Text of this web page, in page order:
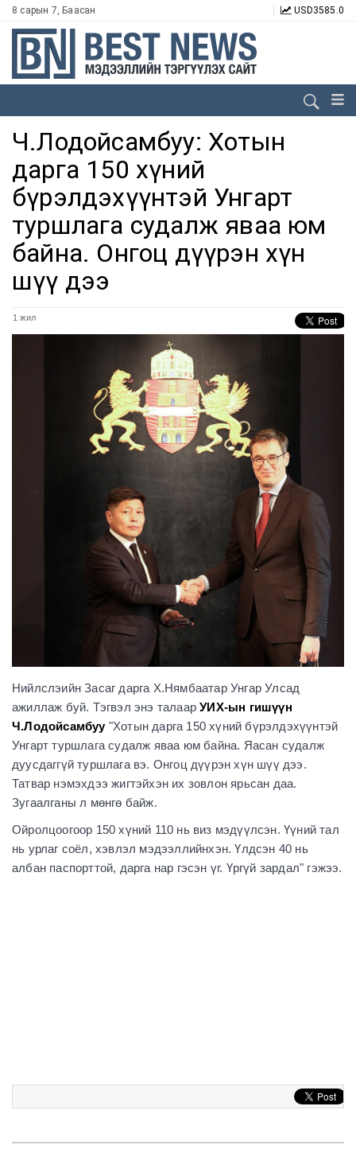
8 сарын 7, Баасан USD3585.0
Ч.Лодойсамбуу: Хотын
дарга 150 хүний
бүрэлдэхүүнтэй Унгарт
туршлага судалж яваа юм
байна. Онгоц дүүрэн хүн
шүү дээ
1 жил
Нийлслэийн Засаг дарга Х.Нямбаатар Унгар Улсад
ажиллаж буй. Тэгвэл энэ талаарУИХ-ын гишүүн
Ч.Лодойсамбуу "Хотын дарга 150 хүний бүрэлдэхүүнтэй
Унгарт туршлага судалж яваа юм байна. Яасан судалж
дуусдаггүй туршлага вэ. Онгоц дүүрэн хүн шүү дээ.
Татвар нэмэхдээ жигтэйхэн их зовлон ярьсан даа.
Зугаалганы л мөнгө байж.
Ойролцоогоор 150 хүний 110 нь виз мэдүүлсэн. Үүний тал
нь урлаг соёл, хэвлэл мэдээллийнхэн. Үлдсэн 40 нь
албан паспорттой, дарга нар гэсэн үг. Үргүй зардал" гэжээ.